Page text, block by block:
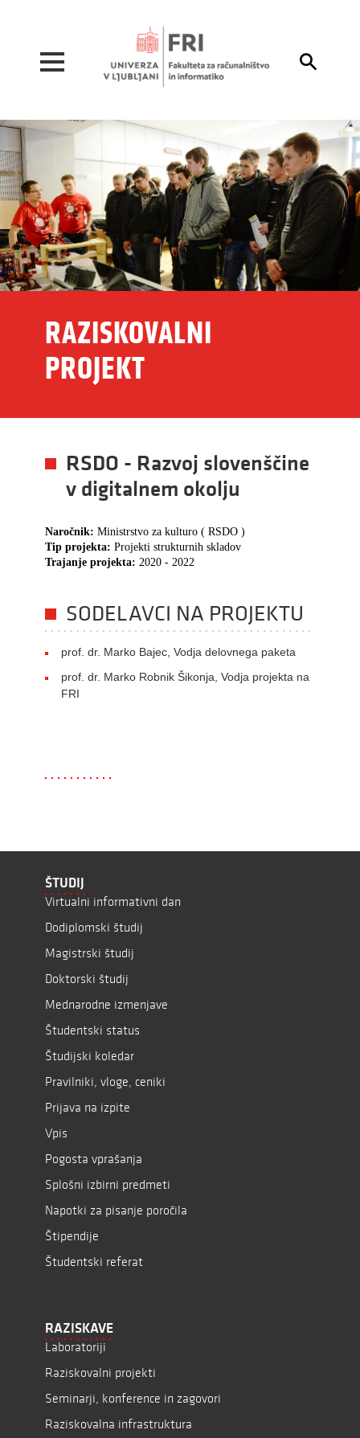

RAZISKOVALNI
PROJEKT
RSDO - Razvoj slovenščine
v digitalnem okolju
Naročnik: Ministrstvo za kulturo ( RSDO )
Tip projekta: Projekti strukturnih skladov
Trajanje projekta: 2020 - 2022
SODELAVCI NA PROJEKTU
prof. dr. Marko Bajec, Vodja delovnega paketa
prof. dr. Marko Robnik Šikonja, Vodja projekta na
FRI
ŠTUDIJ
Virtualni informativni dan
Dodiplomski študij
Magistrski študij
Doktorski študij
Mednarodne izmenjave
Študentski status
Študijski koledar
Pravilniki, vloge, ceniki
Prijava na izpite
Vpis
Pogosta vprašanja
Splošni izbirni predmeti
Napotki za pisanje poročila
Štipendije
Študentski referat
RAZISKAVE
Laboratoriji
Raziskovalni projekti
Seminarji, konference in zagovori
Raziskovalna infrastruktura